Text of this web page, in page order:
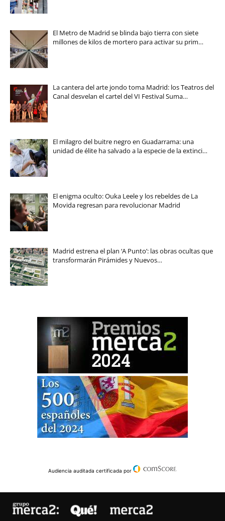
El Metro de Madrid se blinda bajo tierra con siete
millones de kilos de mortero para activar su prim…
La cantera del arte jondo toma Madrid: los Teatros del
Canal desvelan el cartel del VI Festival Suma…
El milagro del buitre negro en Guadarrama: una
unidad de élite ha salvado a la especie de la extinci…
El enigma oculto: Ouka Leele y los rebeldes de La
Movida regresan para revolucionar Madrid
Madrid estrena el plan ‘A Punto’: las obras ocultas que
transformarán Pirámides y Nuevos…
Audiencia auditada certificada por